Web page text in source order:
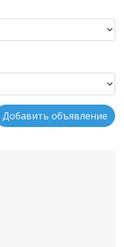
Добавить объявление